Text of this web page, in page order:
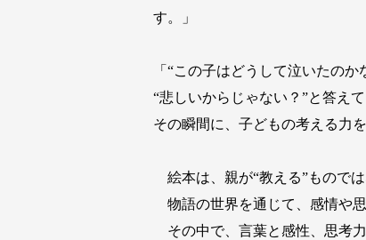
す。」
「“この子はどうして泣いたのか
“悲しいからじゃない？”と答えて
その瞬間に、子どもの考える力を
絵本は、親が“教える”もので
物語の世界を通じて、感情や思
その中で、言葉と感性、思考